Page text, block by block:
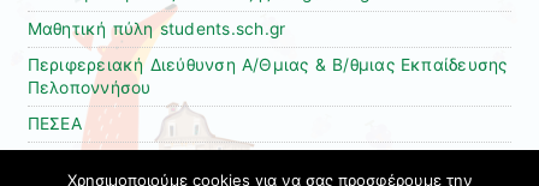
Μαθητική πύλη students.sch.gr
Περιφερειακή Διεύθυνση Α/Θμιας & Β/θμιας Εκπαίδευσης
Πελοποννήσου
ΠΕΣΕΑ
Χρησιμοποιούμε cookies για να σας προσφέρουμε την